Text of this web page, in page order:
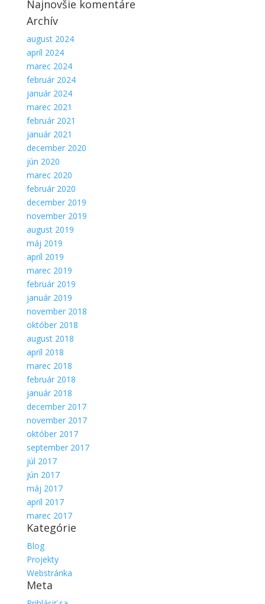
Najnovšie komentáre
Archív
august 2024
apríl 2024
marec 2024
február 2024
január 2024
marec 2021
február 2021
január 2021
december 2020
jún 2020
marec 2020
február 2020
december 2019
november 2019
august 2019
máj 2019
apríl 2019
marec 2019
február 2019
január 2019
november 2018
október 2018
august 2018
apríl 2018
marec 2018
február 2018
január 2018
december 2017
november 2017
október 2017
september 2017
júl 2017
jún 2017
máj 2017
apríl 2017
marec 2017
Kategórie
Blog
Projekty
Webstránka
Meta